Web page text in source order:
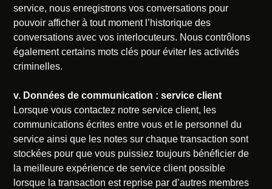
service, nous enregistrons vos conversations pour
pouvoir afficher à tout moment l’historique des
conversations avec vos interlocuteurs. Nous contrôlons
également certains mots clés pour éviter les activités
criminelles.
v. Données de communication : service client
Lorsque vous contactez notre service client, les
communications écrites entre vous et le personnel du
service ainsi que les notes sur chaque transaction sont
stockées pour que vous puissiez toujours bénéficier de
la meilleure expérience de service client possible
lorsque la transaction est reprise par d’autres membres